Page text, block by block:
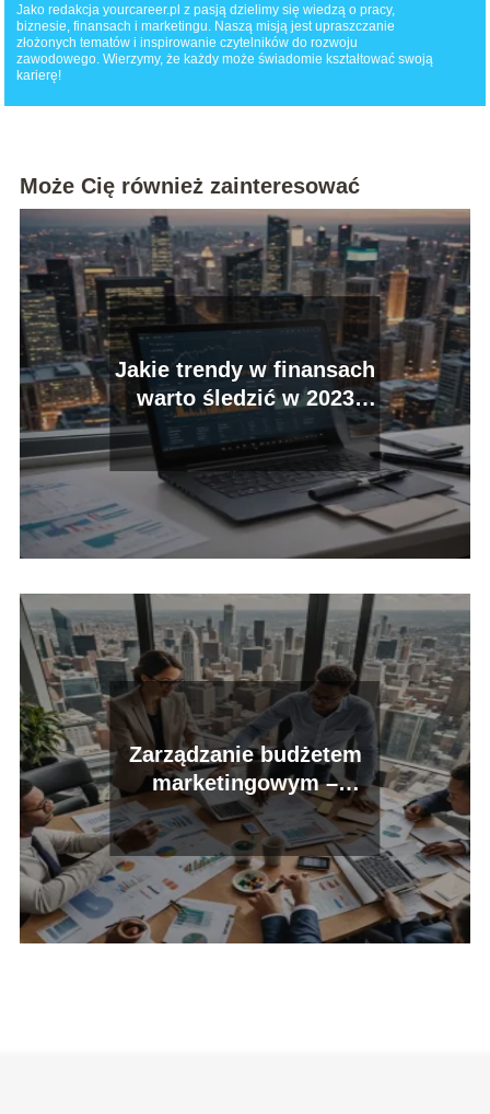
Jako redakcja yourcareer.pl z pasją dzielimy się wiedzą o pracy,
biznesie, finansach i marketingu. Naszą misją jest upraszczanie
złożonych tematów i inspirowanie czytelników do rozwoju
zawodowego. Wierzymy, że każdy może świadomie kształtować swoją
karierę!
Może Cię również zainteresować
Jakie trendy w finansach
warto śledzić w 2023
Zarządzanie budżetem
marketingowym –
kluczowe zasady